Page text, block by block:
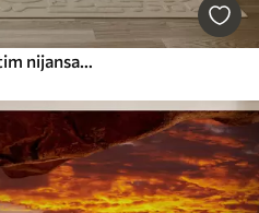
Nježno nebo s plavo-ružičastim nijansama